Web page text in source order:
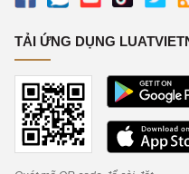
TẢI ỨNG DỤNG